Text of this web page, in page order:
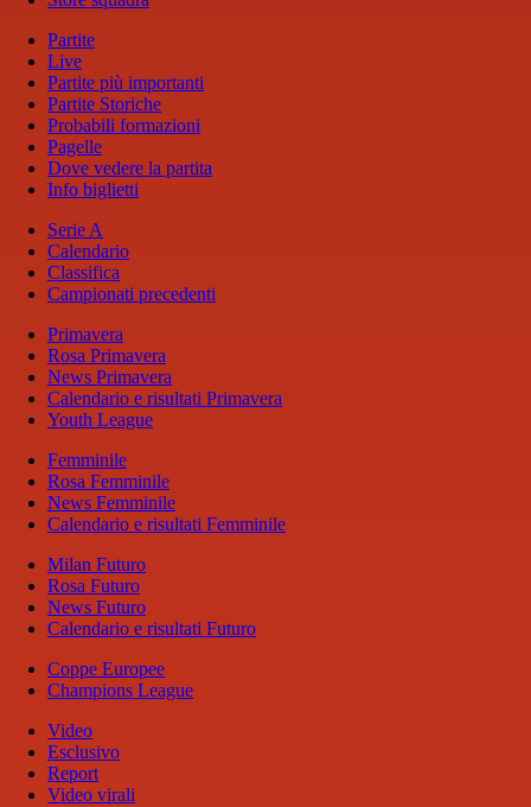
Partite
Live
Partite più importanti
Partite Storiche
Probabili formazioni
Pagelle
Dove vedere la partita
Info biglietti
Serie A
Calendario
Classifica
Campionati precedenti
Primavera
Rosa Primavera
News Primavera
Calendario e risultati Primavera
Youth League
Femminile
Rosa Femminile
News Femminile
Calendario e risultati Femminile
Milan Futuro
Rosa Futuro
News Futuro
Calendario e risultati Futuro
Coppe Europee
Champions League
Video
Esclusivo
Report
Video virali